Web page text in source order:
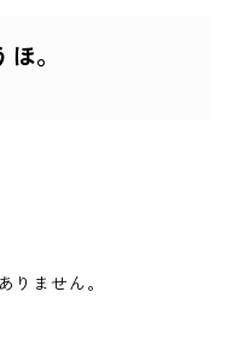
。
りません。